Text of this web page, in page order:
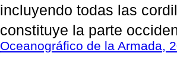
incluyendo todas las
constituye la parte
Oceanográfico de la Armada,